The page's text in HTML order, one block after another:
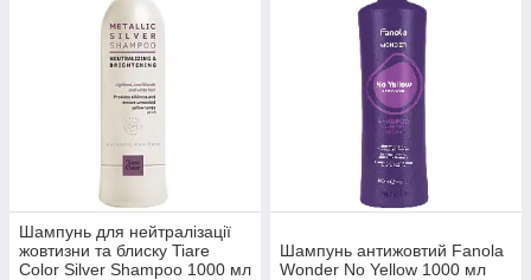
Шампунь для нейтралізації
жовтизни та блиску Tiare
Color Silver Shampoo 1000 мл
Шампунь антижовтий Fanola
Wonder No Yellow 1000 мл